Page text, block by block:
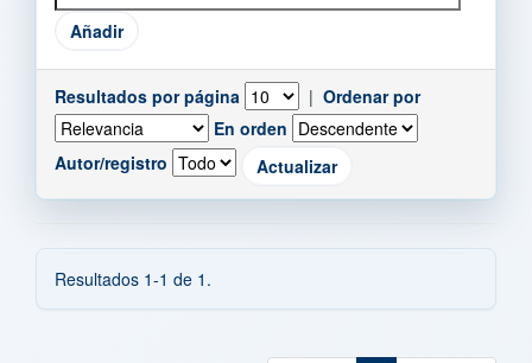
Resultados por página | Ordenar por
En orden
Autor/registro
Resultados 1-1 de 1.